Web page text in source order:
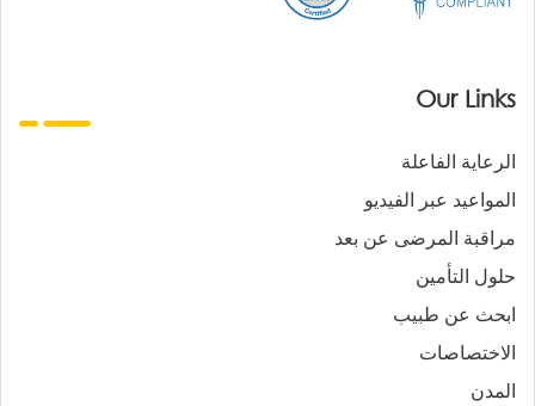
Our Links
الرعاية الفاعلة
المواعيد عبر الفيديو
مراقبة المرضى عن بعد
حلول التأمين
ابحث عن طبيب
الاختصاصات
المدن